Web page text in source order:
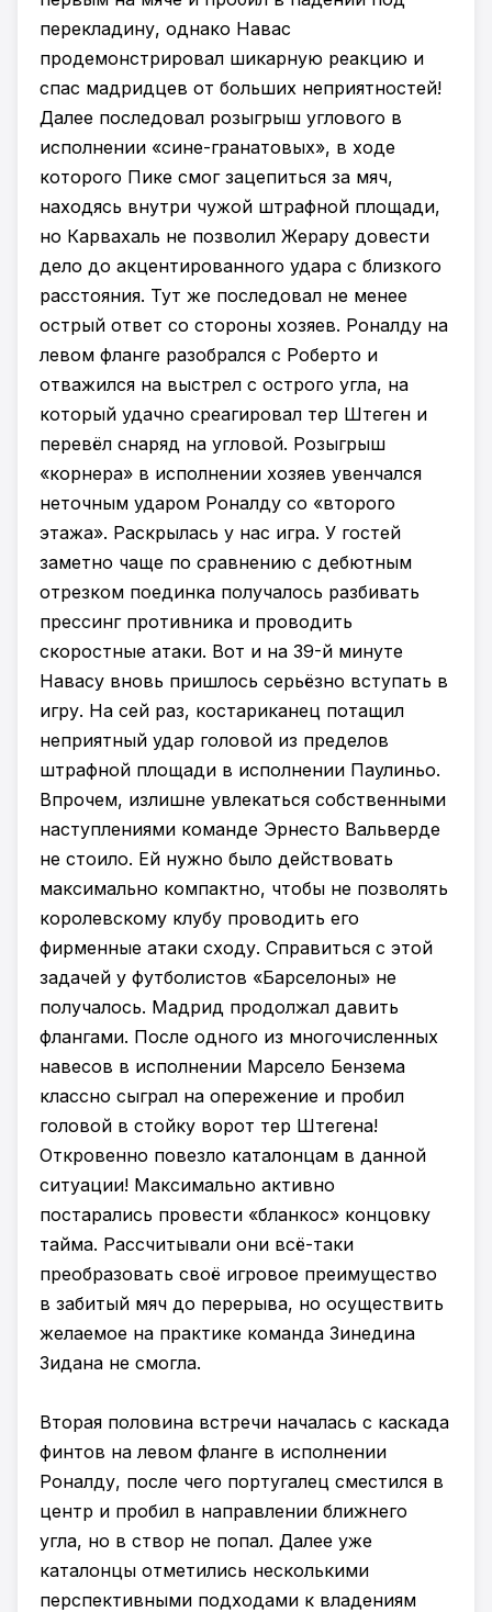
перекладину, однако Навас
продемонстрировал шикарную реакцию и
спас мадридцев от больших неприятностей!
Далее последовал розыгрыш углового в
исполнении «сине-гранатовых», в ходе
которого Пике смог зацепиться за мяч,
находясь внутри чужой штрафной площади,
но Карвахаль не позволил Жерару довести
дело до акцентированного удара с близкого
расстояния. Тут же последовал не менее
острый ответ со стороны хозяев. Роналду на
левом фланге разобрался с Роберто и
отважился на выстрел с острого угла, на
который удачно среагировал тер Штеген и
перевёл снаряд на угловой. Розыгрыш
«корнера» в исполнении хозяев увенчался
неточным ударом Роналду со «второго
этажа». Раскрылась у нас игра. У гостей
заметно чаще по сравнению с дебютным
отрезком поединка получалось разбивать
прессинг противника и проводить
скоростные атаки. Вот и на 39-й минуте
Навасу вновь пришлось серьёзно вступать в
игру. На сей раз, костариканец потащил
неприятный удар головой из пределов
штрафной площади в исполнении Паулиньо.
Впрочем, излишне увлекаться собственными
наступлениями команде Эрнесто Вальверде
не стоило. Ей нужно было действовать
максимально компактно, чтобы не позволять
королевскому клубу проводить его
фирменные атаки сходу. Справиться с этой
задачей у футболистов «Барселоны» не
получалось. Мадрид продолжал давить
флангами. После одного из многочисленных
навесов в исполнении Марсело Бензема
классно сыграл на опережение и пробил
головой в стойку ворот тер Штегена!
Откровенно повезло каталонцам в данной
ситуации! Максимально активно
постарались провести «бланкос» концовку
тайма. Рассчитывали они всё-таки
преобразовать своё игровое преимущество
в забитый мяч до перерыва, но осуществить
желаемое на практике команда Зинедина
Зидана не смогла.
Вторая половина встречи началась с каскада
финтов на левом фланге в исполнении
Роналду, после чего португалец сместился в
центр и пробил в направлении ближнего
угла, но в створ не попал. Далее уже
каталонцы отметились несколькими
перспективными подходами к владениям